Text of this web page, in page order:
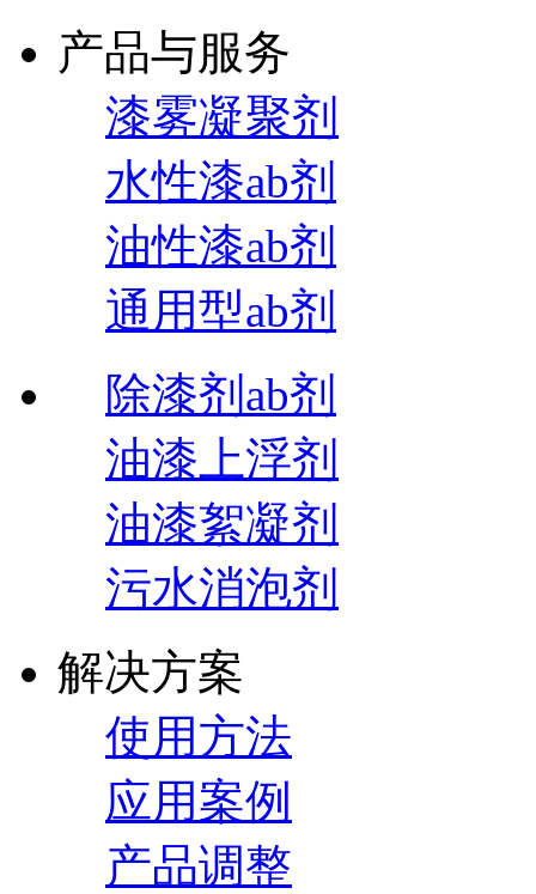
产品与服务
漆雾凝聚剂
水性漆ab剂
油性漆ab剂
通用型ab剂
除漆剂ab剂
油漆上浮剂
油漆絮凝剂
污水消泡剂
解决方案
使用方法
应用案例
产品调整